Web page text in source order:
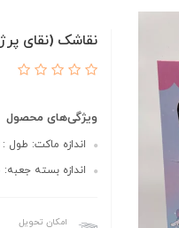
نقاشک (نقای
ویژگی‌های محصول
اندازه ماکت: طول : 19 سانتی متر عرض : 15 سانتی متر ارتفاع : 32 سانتی متر
اندازه بسته جعبه: طول : 34 سانتی متر عرض : 28 سانتی متر
امکان تحویل